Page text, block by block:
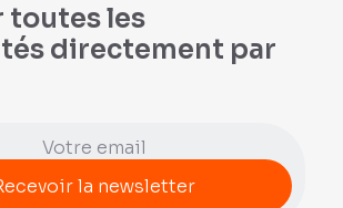
toutes les
directement par